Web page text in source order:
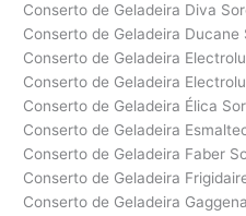
Conserto de Geladeira Diva
Conserto de Geladeira Ducane
Conserto de Geladeira
Conserto de Geladeira
Conserto de Geladeira Élica
Conserto de Geladeira
Conserto de Geladeira Faber
Conserto de Geladeira
Conserto de Geladeira